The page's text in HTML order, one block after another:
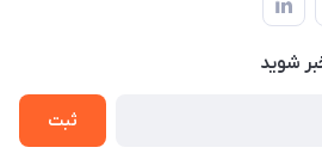
شوید
ثبت